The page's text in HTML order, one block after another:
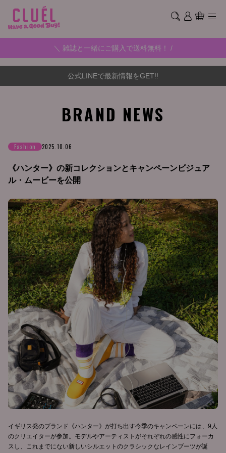
＼ 雑誌と一緒にご購入で送料無料！ /
公式LINEで最新情報をGET!!
BRAND NEWS
Fashion 2025.10.06
《ハンター》の新コレクションとキャンペーンビジュア
ル・ムービーを公開
イギリス発のブランド《ハンター》が打ち出す今季のキャンペーンには、9人
のクリエイターが参加。モデルやアーティストがそれぞれの感性にフォーカ
スし、これまでにない新しいシルエットのクラシックなレインブーツが誕